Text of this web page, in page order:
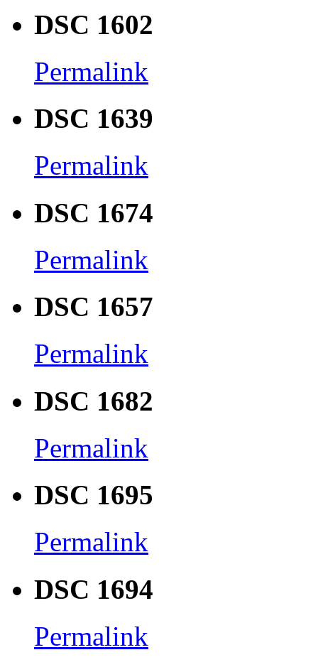
DSC 1602
Permalink
DSC 1639
Permalink
DSC 1674
Permalink
DSC 1657
Permalink
DSC 1682
Permalink
DSC 1695
Permalink
DSC 1694
Permalink